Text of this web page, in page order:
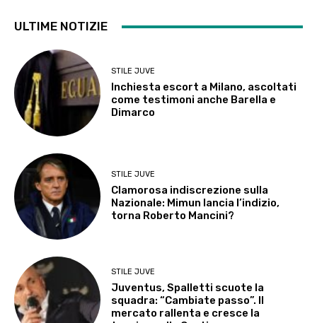
ULTIME NOTIZIE
STILE JUVE
Inchiesta escort a Milano, ascoltati
come testimoni anche Barella e
Dimarco
STILE JUVE
Clamorosa indiscrezione sulla
Nazionale: Mimun lancia l’indizio,
torna Roberto Mancini?
STILE JUVE
Juventus, Spalletti scuote la
squadra: “Cambiate passo”. Il
mercato rallenta e cresce la